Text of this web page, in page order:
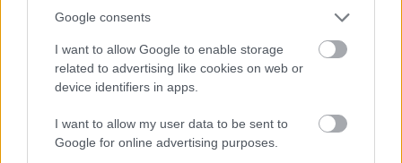
Google consents
I want to allow Google to enable storage
related to advertising like cookies on web or
device identifiers in apps.
I want to allow my user data to be sent to
Google for online advertising purposes.